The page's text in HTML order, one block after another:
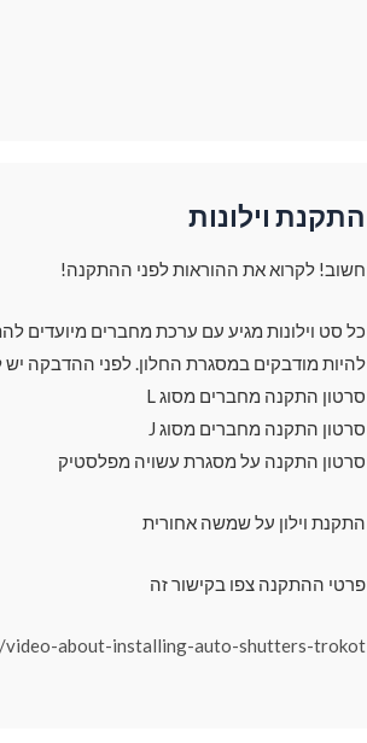
התקנת וילונות
חשוב! לקרוא את ההוראות לפני ההתקנה!
כל סט וילונות מגיע עם ערכת מחברים מיועדים
להיות מודבקים במסגרת החלון. לפני ההדבקה
סרטון התקנה מחברים מסוג L
סרטון התקנה מחברים מסוג J
סרטון התקנה על מסגרת עשויה מפלסטיק
התקנת וילון על שמשה אחורית
פרטי ההתקנה צפו בקישור זה
about-installing-auto-shutters-trokot